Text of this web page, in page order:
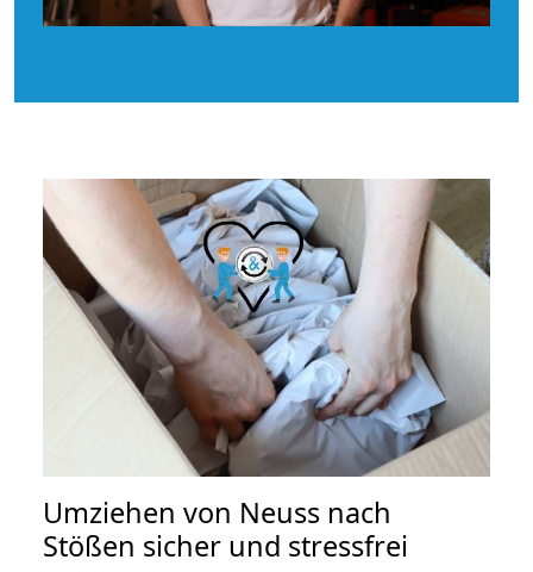
Umziehen von Neuss nach
Stößen sicher und stressfrei